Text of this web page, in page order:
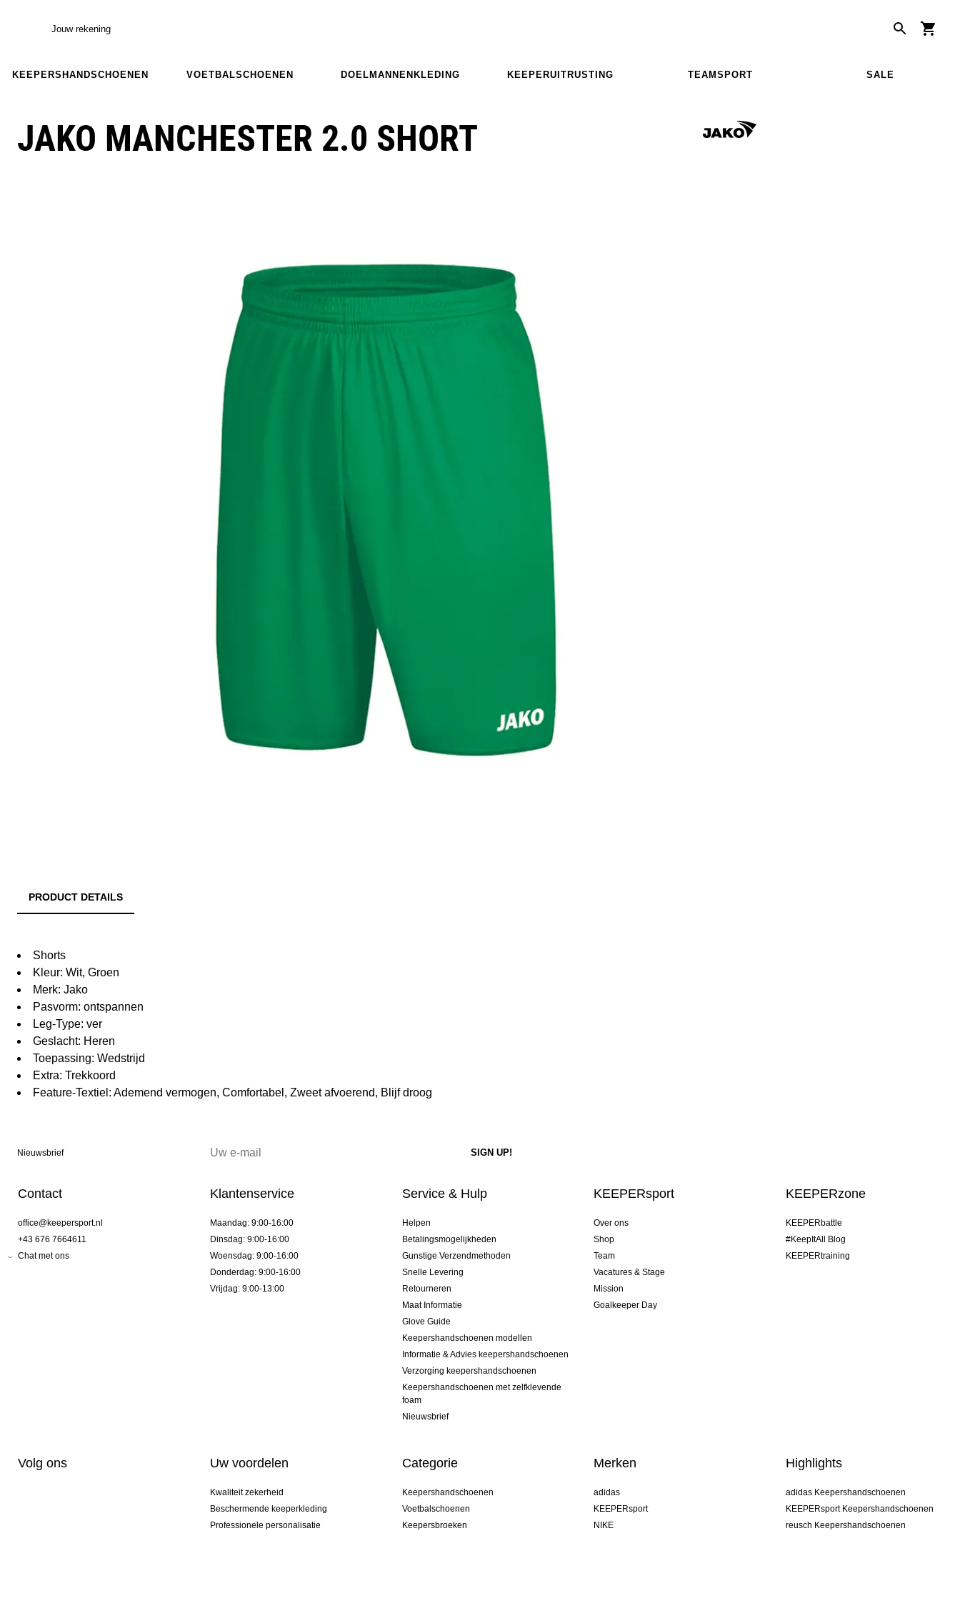
Jouw rekening
KEEPERSHANDSCHOENEN VOETBALSCHOENEN DOELMANNENKLEDING KEEPERUITRUSTING TEAMSPORT SALE
JAKO MANCHESTER 2.0 SHORT
PRODUCT DETAILS
Shorts
Kleur: Wit, Groen
Merk: Jako
Pasvorm: ontspannen
Leg-Type: ver
Geslacht: Heren
Toepassing: Wedstrijd
Extra: Trekkoord
Feature-Textiel: Ademend vermogen, Comfortabel, Zweet afvoerend, Blijf droog
Nieuwsbrief
Contact
office@keepersport.nl
+43 676 7664611
Chat met ons
Klantenservice
Maandag: 9:00-16:00
Dinsdag: 9:00-16:00
Woensdag: 9:00-16:00
Donderdag: 9:00-16:00
Vrijdag: 9:00-13:00
Service & Hulp
Helpen
Betalingsmogelijkheden
Gunstige Verzendmethoden
Snelle Levering
Retourneren
Maat Informatie
Glove Guide
Keepershandschoenen modellen
Informatie & Advies keepershandschoenen
Verzorging keepershandschoenen
Keepershandschoenen met zelfklevende
foam
Nieuwsbrief
KEEPERsport
Over ons
Shop
Team
Vacatures & Stage
Mission
Goalkeeper Day
KEEPERzone
KEEPERbattle
#KeepItAll Blog
KEEPERtraining
Volg ons Uw voordelen
Kwaliteit zekerheid
Beschermende keeperkleding
Professionele personalisatie
Categorie
Keepershandschoenen
Voetbalschoenen
Keepersbroeken
Merken
adidas
KEEPERsport
NIKE
Highlights
adidas Keepershandschoenen
KEEPERsport Keepershandschoenen
reusch Keepershandschoenen